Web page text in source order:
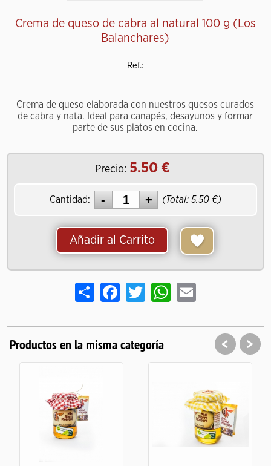
Crema de queso de cabra al natural 100 g (Los
Balanchares)
Ref.:
Crema de queso elaborada con nuestros quesos curados
de cabra y nata. Ideal para canapés, desayunos y formar
parte de sus platos en cocina.
Precio: 5.50
Cantidad: (Total: 5.50)
Añadir al Carrito
ShareFacebook
TwitterWhatsApp
Email
Productos en la misma categoría < >